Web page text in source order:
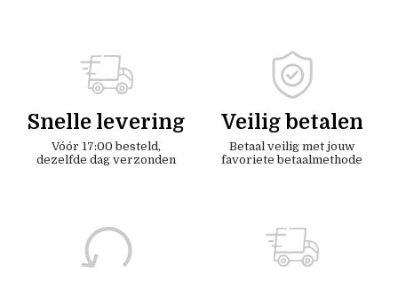
Snelle levering
Vóór 17:00 besteld,
dezelfde dag verzonden
Veilig betalen
Betaal veilig met jouw
favoriete betaalmethode